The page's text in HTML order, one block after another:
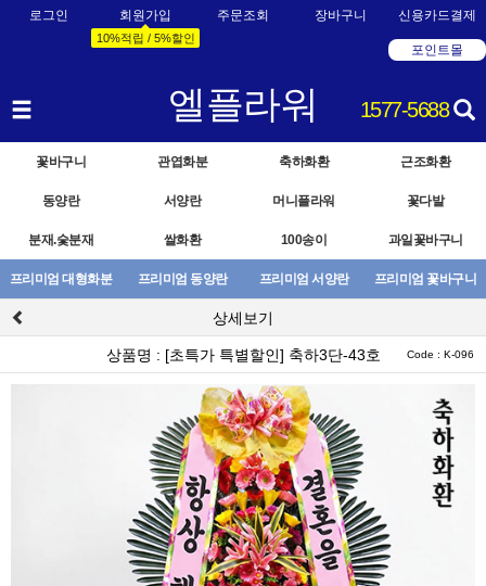
로그인 회원가입
10%적립 / 5%할인
주문조회 장바구니 신용카드결제
포인트몰
1577-5688
엘플라워
꽃바구니 관엽화분 축하화환 근조화환
동양란 서양란 머니플라워 꽃다발
분재.숯분재 쌀화환 100송이 과일꽃바구니
프리미엄 대형화분 프리미엄 동양란 프리미엄 서양란 프리미엄 꽃바구니
상세보기
상품명 : [초특가 특별할인] 축하3단-43호 Code : K-096